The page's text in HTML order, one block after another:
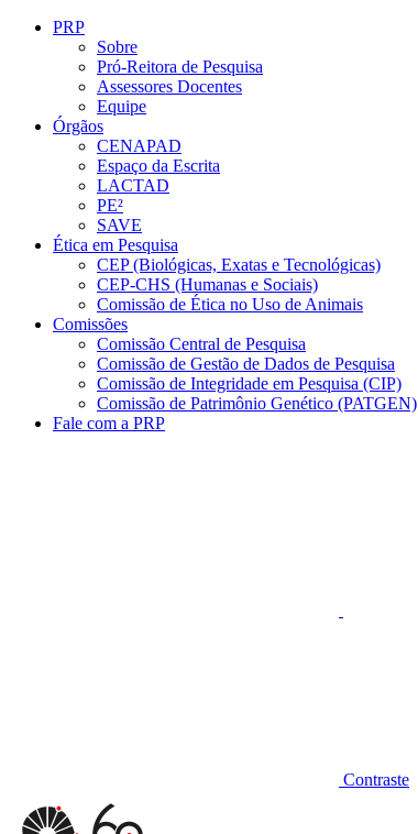
Conteúdo principal
PRP
Sobre
Pró-Reitora de Pesquisa
Assessores Docentes
Equipe
Órgãos
CENAPAD
Espaço da Escrita
LACTAD
PE²
SAVE
Ética em Pesquisa
CEP (Biológicas, Exatas e Tecnológicas)
CEP-CHS (Humanas e Sociais)
Comissão de Ética no Uso de Animais
Comissões
Comissão Central de Pesquisa
Comissão de Gestão de Dados de Pesquisa
Comissão de Integridade em Pesquisa (CIP)
Comissão de Patrimônio Genético (PATGEN)
Fale com a PRP
Contraste